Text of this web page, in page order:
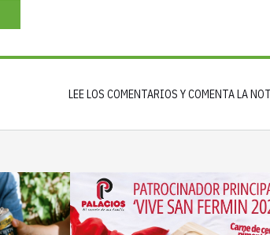
LEE LOS COMENTARIOS Y COMENTA LA